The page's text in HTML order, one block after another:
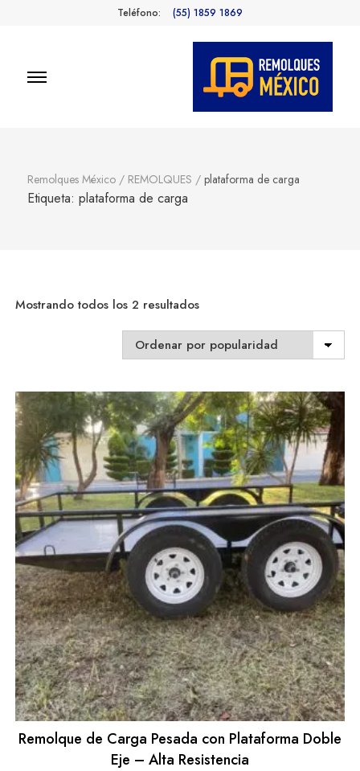
Teléfono: (55) 1859 1869
Remolques México / REMOLQUES / plataforma de carga
Etiqueta: plataforma de carga
Mostrando todos los 2 resultadosSorted
popularity
Remolque de Carga Pesada con Plataforma Doble
Eje – Alta Resistencia